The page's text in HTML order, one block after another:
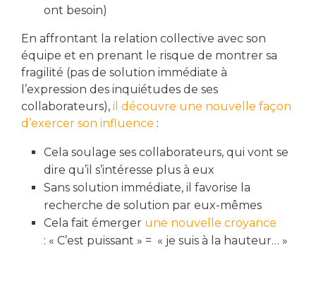
ont besoin)
En affrontant la relation collective avec son
équipe et en prenant le risque de montrer sa
fragilité (pas de solution immédiate à
l’expression des inquiétudes de ses
collaborateurs), il découvre une nouvelle façon
d’exercer son influence :
Cela soulage ses collaborateurs, qui vont se
dire qu’il s’intéresse plus à eux
Sans solution immédiate, il favorise la
recherche de solution par eux-mêmes
Cela fait émerger une nouvelle croyance
: « C’est puissant » = « je suis à la hauteur… »